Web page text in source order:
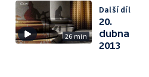
26 min
Další díl
20.
dubna
2013